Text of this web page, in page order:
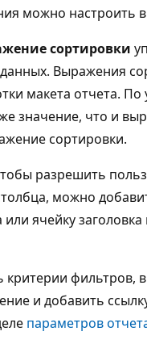
можно настроить
сортировки
Выражения
макета отчета.
значение, что и
сортировки.
разрешить
можно
ячейку
фильтров,
и добавить
параметров